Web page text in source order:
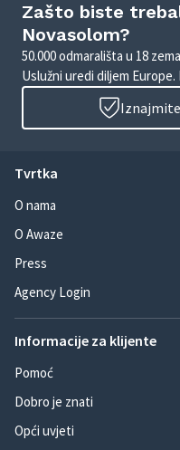
Zašto biste
Novasolom?
50.000 odmarališta u 18
Uslužni uredi diljem
Tvrtka
O nama
O Awaze
Press
Agency Login
Informacije za klijente
Pomoć
Dobro je znati
Opći uvjeti